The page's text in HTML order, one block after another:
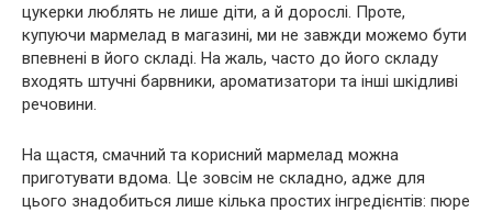
цукерки люблять не лише діти, а й дорослі. Проте,
купуючи мармелад в магазині, ми не завжди можемо бути
впевнені в його складі. На жаль, часто до його складу
входять штучні барвники, ароматизатори та інші шкідливі
речовини.
На щастя, смачний та корисний мармелад можна
приготувати вдома. Це зовсім не складно, адже для
цього знадобиться лише кілька простих інгредієнтів: пюре